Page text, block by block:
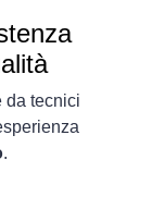
da tecnici
.